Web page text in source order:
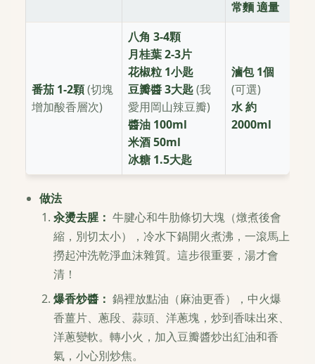
常麵 適量
番茄 1-2顆(切塊
增加酸香層次)
八角 3-4顆
月桂葉 2-3片
花椒粒 1小匙
豆瓣醬 3大匙(我
愛用岡山辣豆瓣)
醬油 100ml
米酒 50ml
冰糖 1.5大匙
滷包 1個
(可選)
水 約
2000ml
做法
汆燙去腥： 牛腱心和牛肋條切大塊（燉煮後會
縮，別切太小），冷水下鍋開火煮沸，一滾馬上
撈起沖洗乾淨血沫雜質。這步很重要，湯才會
清！
爆香炒醬： 鍋裡放點油（麻油更香），中火爆
香薑片、蔥段、蒜頭、洋蔥塊，炒到香味出來、
洋蔥變軟。轉小火，加入豆瓣醬炒出紅油和香
氣，小心別炒焦。